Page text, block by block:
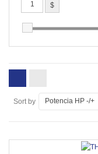
$
Sort by Potencia HP -/+